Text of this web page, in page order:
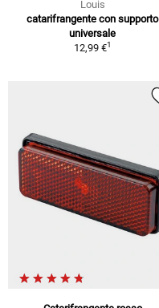
Louis
catarifrangente con supporto
universale
12,99 €1